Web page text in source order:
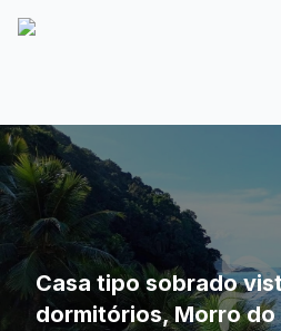
Casa tipo sobrado
dormitórios, Morro